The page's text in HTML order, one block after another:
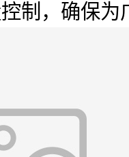
制，确保